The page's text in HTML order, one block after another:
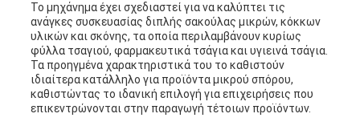
Το μηχάνημα έχει σχεδιαστεί για να καλύπτει τις
ανάγκες συσκευασίας διπλής σακούλας μικρών, κόκκων
υλικών και σκόνης, τα οποία περιλαμβάνουν κυρίως
φύλλα τσαγιού, φαρμακευτικά τσάγια και υγιεινά τσάγια.
Τα προηγμένα χαρακτηριστικά του το καθιστούν
ιδιαίτερα κατάλληλο για προϊόντα μικρού σπόρου,
καθιστώντας το ιδανική επιλογή για επιχειρήσεις που
επικεντρώνονται στην παραγωγή τέτοιων προϊόντων.